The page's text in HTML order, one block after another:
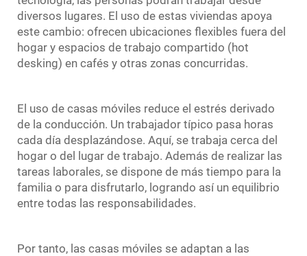
diversos lugares. El uso de estas viviendas apoya
este cambio: ofrecen ubicaciones flexibles fuera del
hogar y espacios de trabajo compartido (hot
desking) en cafés y otras zonas concurridas.
El uso de casas móviles reduce el estrés derivado
de la conducción. Un trabajador típico pasa horas
cada día desplazándose. Aquí, se trabaja cerca del
hogar o del lugar de trabajo. Además de realizar las
tareas laborales, se dispone de más tiempo para la
familia o para disfrutarlo, logrando así un equilibrio
entre todas las responsabilidades.
Por tanto, las casas móviles se adaptan a las